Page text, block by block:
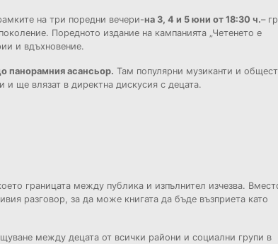
на три поредни вечери-на 3, 4 и 5 юни от 18:30 ч.–
Поредното издание на кампанията „Четенето е
и вдъхновение.
панорамния асансьор. Там популярни музиканти и
ще влязат в директна дискусия с децата.
границата между публика и изпълнител изчезва.
разговор, за да може книгата да бъде възприета като
между децата от всички райони и социални групи в